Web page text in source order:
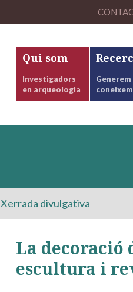
Qui som
Investigadors
en arqueologia
Generem
Xerrada divulgativa
La decoració
escultura i